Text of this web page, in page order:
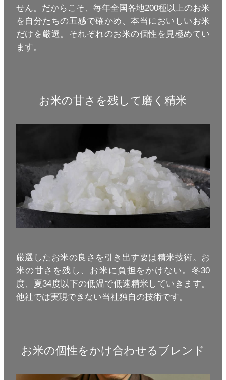
せん。だからこそ、毎年全国各地200種以上のお米
を自分たちの五感で確かめ、本当においしいお米
だけを厳選。それぞれのお米の個性を見極めてい
ます。
お米の甘さを残して磨く精米
厳選したお米の良さを引き出す要は精米技術。お
米の甘さを残し、お米に負担をかけない。冬30
度、夏34度以下の低温で低速精米していきます。
他社では実現できない当社独自の技術です。
お米の個性をかけ合わせるブレンド